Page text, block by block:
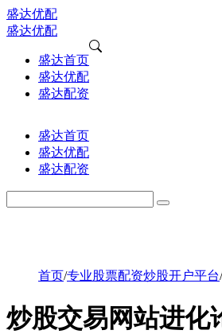
盛达优配
盛达优配
盛达首页
盛达优配
盛达配资
盛达首页
盛达优配
盛达配资
首页/专业股票配资炒股开户平台/
炒股交易网站进化